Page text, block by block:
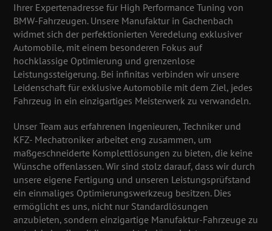
Ihrer Expertenadresse für High Performance Tuning von
BMW-Fahrzeugen. Unsere Manufaktur in Gachenbach
widmet sich der perfektionierten Veredelung exklusiver
Automobile, mit einem besonderen Fokus auf
hochklassige Optimierung und grenzenlose
Leistungssteigerung. Bei infinitas verbinden wir unsere
Leidenschaft für exklusive Automobile mit dem Ziel, jedes
Fahrzeug in ein einzigartiges Meisterwerk zu verwandeln.
Unser Team aus erfahrenen Ingenieuren, Techniker und
KFZ- Mechatroniker arbeitet eng zusammen, um
maßgeschneiderte Komplettlösungen zu bieten, die keine
Wünsche offenlassen. Wir sind stolz darauf, dass wir durch
unsere eigene Fertigung und unseren Leistungsprüfstand
ein einmaliges Optimierungswerkzeug besitzen. Dies
ermöglicht es uns, nicht nur Standardlösungen
anzubieten, sondern einzigartige Manufaktur-Fahrzeuge zu